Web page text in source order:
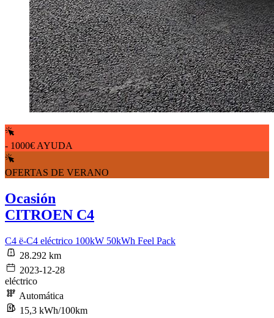
- 1000€ AYUDA
OFERTAS DE VERANO
Ocasión
CITROEN C4
C4 ë-C4 eléctrico 100kW 50kWh Feel Pack
28.292 km
2023-12-28
eléctrico
Automática
15,3 kWh/100km